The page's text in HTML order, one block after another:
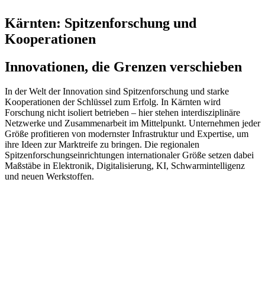
Kärnten: Spitzenforschung und
Kooperationen
Innovationen, die Grenzen verschieben
In der Welt der Innovation sind Spitzenforschung und starke
Kooperationen der Schlüssel zum Erfolg. In Kärnten wird
Forschung nicht isoliert betrieben – hier stehen interdisziplinäre
Netzwerke und Zusammenarbeit im Mittelpunkt. Unternehmen jeder
Größe profitieren von modernster Infrastruktur und Expertise, um
ihre Ideen zur Marktreife zu bringen. Die regionalen
Spitzenforschungseinrichtungen internationaler Größe setzen dabei
Maßstäbe in Elektronik, Digitalisierung, KI, Schwarmintelligenz
und neuen Werkstoffen.